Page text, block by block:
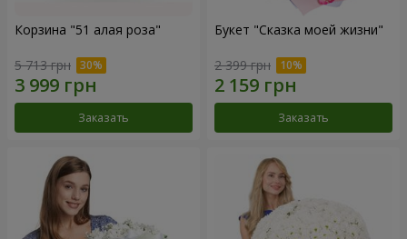
Корзина "51 алая роза"
5 713 грн
Заказать
Букет "Сказка моей жизни"
2 399 грн
Заказать